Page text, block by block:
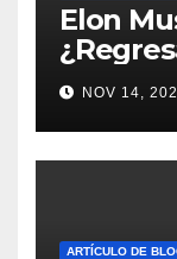
Elon
nuevo
NOV 14,
ARTÍCULO DE